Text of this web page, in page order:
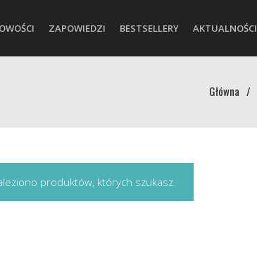
ZAPOWIEDZI BESTSELLERY AKTUALNOŚCI
Główna /
produktów, których szukasz.